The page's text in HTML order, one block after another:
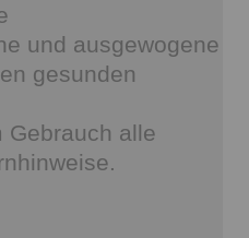
und ausgewogene
gesunden
Gebrauch alle